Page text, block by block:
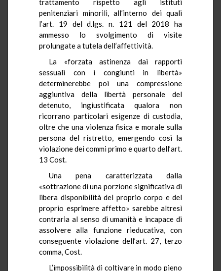
trattamento rispetto agli istituti
penitenziari minorili, all’interno dei quali
l’art. 19 del d.lgs. n. 121 del 2018 ha
ammesso lo svolgimento di visite
prolungate a tutela dell’affettività.
La «forzata astinenza dai rapporti
sessuali con i congiunti in libertà»
determinerebbe poi una compressione
aggiuntiva della libertà personale del
detenuto, ingiustificata qualora non
ricorrano particolari esigenze di custodia,
oltre che una violenza fisica e morale sulla
persona del ristretto, emergendo così la
violazione dei commi primo e quarto dell’art.
13 Cost.
Una pena caratterizzata dalla
«sottrazione di una porzione significativa di
libera disponibilità del proprio corpo e del
proprio esprimere affetto» sarebbe altresì
contraria al senso di umanità e incapace di
assolvere alla funzione rieducativa, con
conseguente violazione dell’art. 27, terzo
comma, Cost.
L’impossibilità di coltivare in modo pieno